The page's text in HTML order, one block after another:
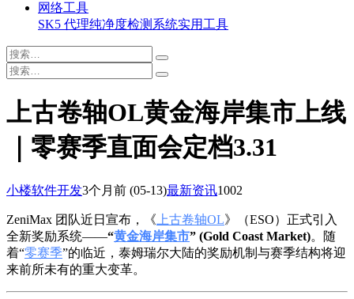
网络工具
SK5 代理纯净度检测系统实用工具
上古卷轴OL黄金海岸集市上线
｜零赛季直面会定档3.31
小楼软件开发3个月前 (05-13)最新资讯1002
ZeniMax 团队近日宣布，《 上古卷轴OL》（ESO）正式引入
全新奖励系统——“黄金海岸集市” (Gold Coast Market)。随
着“零赛季”的临近，泰姆瑞尔大陆的奖励机制与赛季结构将迎
来前所未有的重大变革。